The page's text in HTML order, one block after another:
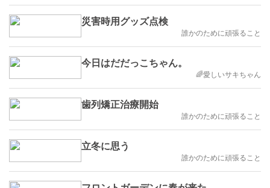
災害時用グッズ点検
誰かのために頑張ること
今日はだだっこちゃん。
🌈愛しいサキちゃん
歯列矯正治療開始
誰かのために頑張ること
立冬に思う
誰かのために頑張ること